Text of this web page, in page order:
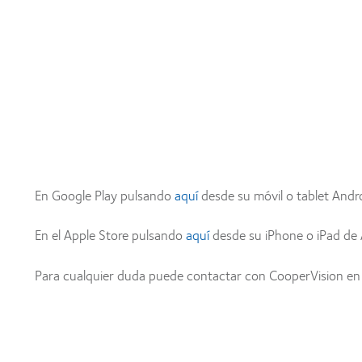
En Google Play pulsandoaquídesde su móvil o tablet
En el Apple Store pulsandoaquídesde su iPhone o iPad de
Para cualquier duda puede contactar con CooperVision